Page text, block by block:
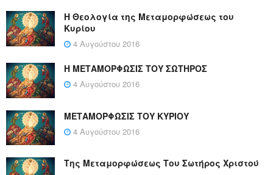
Η Θεολογία της Μεταμορφώσεως του
Κυρίου
4 Αυγούστου 2016
Η ΜΕΤΑΜΟΡΦΩΣΙΣ ΤΟΥ ΣΩΤΗΡΟΣ
4 Αυγούστου 2016
ΜΕΤΑΜΟΡΦΩΣΙΣ ΤΟΥ ΚΥΡΙΟΥ
4 Αυγούστου 2016
Της Μεταμορφώσεως Του Σωτήρος Χριστού